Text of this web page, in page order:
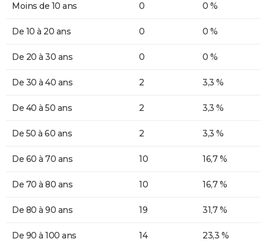
Moins de 10 ans 0 0 %
De 10 à 20 ans 0 0 %
De 20 à 30 ans 0 0 %
De 30 à 40 ans 2 3,3 %
De 40 à 50 ans 2 3,3 %
De 50 à 60 ans 2 3,3 %
De 60 à 70 ans 10 16,7 %
De 70 à 80 ans 10 16,7 %
De 80 à 90 ans 19 31,7 %
De 90 à 100 ans 14 23,3 %